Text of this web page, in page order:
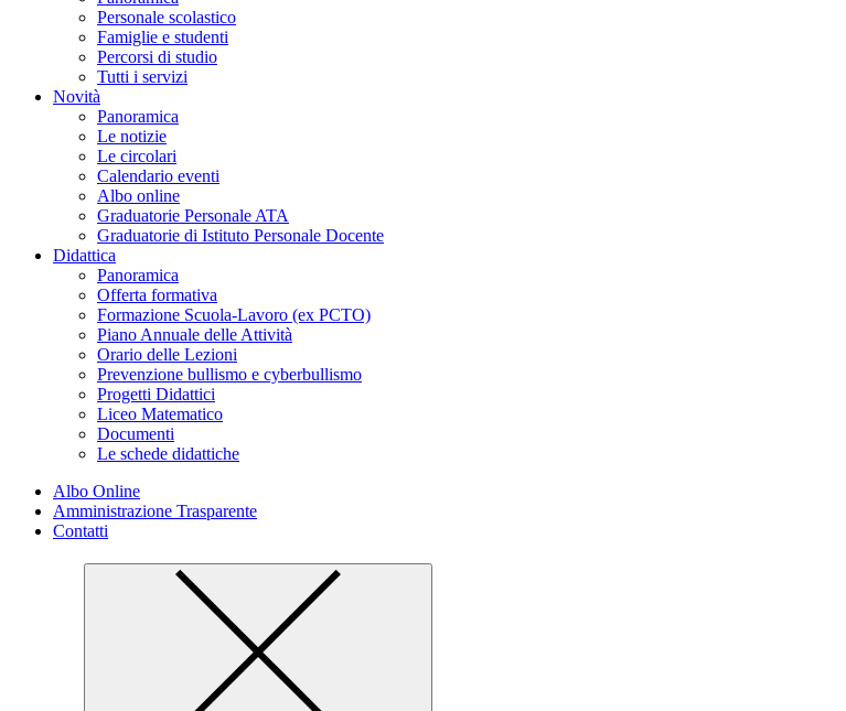
Personale scolastico
Famiglie e studenti
Percorsi di studio
Tutti i servizi
Novità
Panoramica
Le notizie
Le circolari
Calendario eventi
Albo online
Graduatorie Personale ATA
Graduatorie di Istituto Personale Docente
Didattica
Panoramica
Offerta formativa
Formazione Scuola-Lavoro (ex PCTO)
Piano Annuale delle Attività
Orario delle Lezioni
Prevenzione bullismo e cyberbullismo
Progetti Didattici
Liceo Matematico
Documenti
Le schede didattiche
Albo Online
Amministrazione Trasparente
Contatti